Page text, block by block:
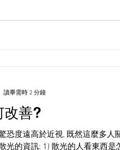
改善?
恐度遠高於近視, 既然這麼多人
光的資訊: 1) 散光的人看東西是
讀畢需時 2 分鐘